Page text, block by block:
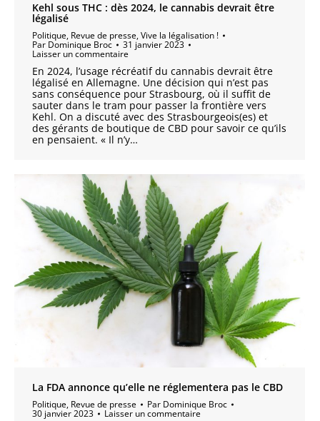
Kehl sous THC : dès 2024, le cannabis devrait être
légalisé
Politique, Revue de presse,Vive la légalisation !
Par Dominique Broc 31 janvier 2023
Laisser un commentaire
En 2024, l’usage récréatif du cannabis devrait être
légalisé en Allemagne. Une décision qui n’est pas
sans conséquence pour Strasbourg, où il suffit de
sauter dans le tram pour passer la frontière vers
Kehl. On a discuté avec des Strasbourgeois(es) et
des gérants de boutique de CBD pour savoir ce qu’ils
en pensaient. « Il n’y…
La FDA annonce qu’elle ne réglementera pas le CBD
Politique, Revue de presse Par Dominique Broc
30 janvier 2023 Laisser un commentaire